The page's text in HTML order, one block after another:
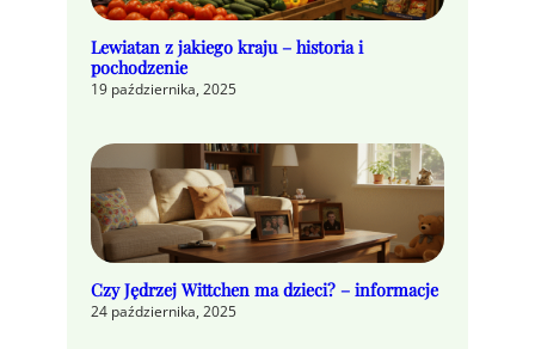
Lewiatan z jakiego kraju – historia i
pochodzenie
19 października, 2025
Czy Jędrzej Wittchen ma dzieci? – informacje
24 października, 2025